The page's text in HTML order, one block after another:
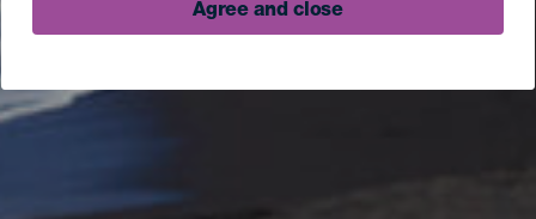
Agree and close